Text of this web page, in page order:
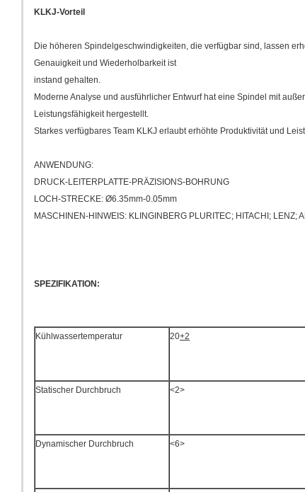
KLKJ-Vorteil
Die höheren Spindelgeschwindigkeiten, die verfügbar sind, lassen
Genauigkeit und Wiederholbarkeit ist
instand gehalten.
Moderne Analyse und ausführlicher Entwurf hat eine Spindel mit
Leistungsfähigkeit hergestellt.
Starkes verfügbares Team KLKJ erlaubt erhöhte Produktivität und
ANWENDUNG:
DRUCK-LEITERPLATTE-PRÄZISIONS-BOHRUNG
LOCH-STRECKE: Ø6.35mm-0.05mm
MASCHINEN-HINWEIS: KLINGINBERG PLURITEC; HITACHI; LENZ;
SPEZIFIKATION:
Kühlwassertemperatur 20+2
Statischer Durchbruch <2>
Dynamischer Durchbruch <6>